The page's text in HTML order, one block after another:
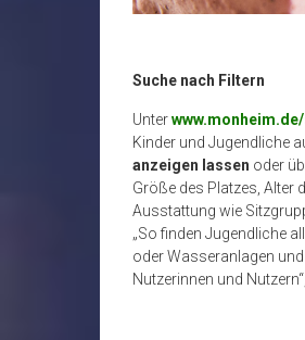
Suche nach Filtern
Unter
Kinder und Jugendliche
anzeigen lassen oder
Größe des Platzes, Alter
Ausstattung wie
„So finden Jugendliche
oder Wasseranlagen
Nutzerinnen und